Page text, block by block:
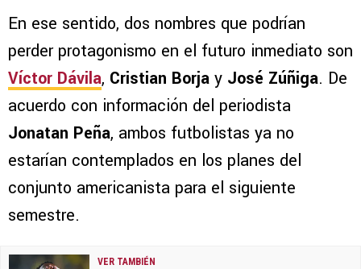
En ese sentido, dos nombres que podrían
perder protagonismo en el futuro inmediato son
Víctor Dávila, Cristian Borja y José Zúñiga. De
acuerdo con información del periodista
Jonatan Peña, ambos futbolistas ya no
estarían contemplados en los planes del
conjunto americanista para el siguiente
semestre.
VER TAMBIÉN